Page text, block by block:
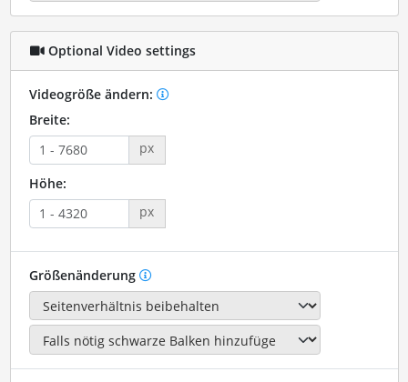
Optional Video settings
Videogröße ändern:
Breite:
px
Höhe:
px
Größenänderung